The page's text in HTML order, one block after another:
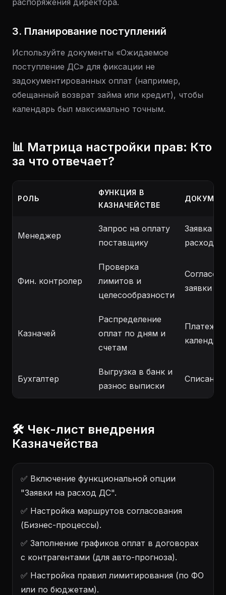
распоряжения директора.
3. Планирование поступлений
Используйте документы «Ожидаемое
поступление ДС» для фиксации не
задокументированных оплат (например,
обещанный возврат займа или кредит), чтобы
календарь был максимально точным.
📊 Матрица настройки прав: Кто
за что отвечает?
РОЛЬ
ФУНКЦИЯ В
КАЗНАЧЕЙСТВЕ
Менеджер
Запрос на оплату
поставщику
Заявка на
расход
Фин. контролер
Проверка
лимитов и
целесообразности
заявки
Казначей
Распределение
оплат по дням и
счетам
Бухгалтер
Выгрузка в банк и
разнос выписки
🛠 Чек-лист внедрения
Казначейства
✅ Включение функциональной опции
"Заявки на расход ДС".
✅ Настройка маршрутов согласования
(Бизнес-процессы).
✅ Заполнение графиков оплат в договорах
с контрагентами (для авто-прогноза).
✅ Настройка правил лимитирования (по ФО
или по бюджетам).